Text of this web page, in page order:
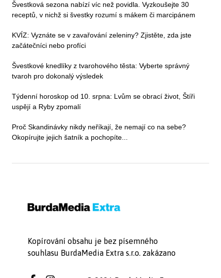
Švestková sezona nabízí víc než povidla. Vyzkoušejte 30
receptů, v nichž si švestky rozumí s mákem či marcipánem
KVÍZ: Vyznáte se v zavařování zeleniny? Zjistěte, zda jste
začátečníci nebo profíci
Švestkové knedlíky z tvarohového těsta: Vyberte správný
tvaroh pro dokonalý výsledek
Týdenní horoskop od 10. srpna: Lvům se obrací život, Štíři
uspějí a Ryby zpomalí
Proč Skandinávky nikdy neříkají, že nemají co na sebe?
Okopírujte jejich šatník a pochopíte...
Kopírování obsahu je bez písemného
souhlasu BurdaMedia Extra s.r.o. zakázano